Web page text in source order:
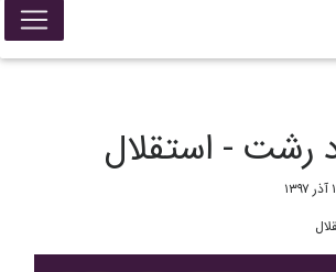
False{ return; }
رشت - استقلال